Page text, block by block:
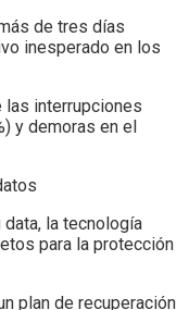
de tres días
inesperado en los
las interrupciones
y demoras en el
la tecnología
para la protección
plan de recuperación